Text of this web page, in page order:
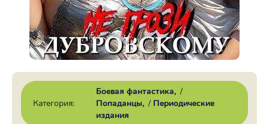
Категория:
Боевая фантастика /
Попаданцы / Периодические
издания